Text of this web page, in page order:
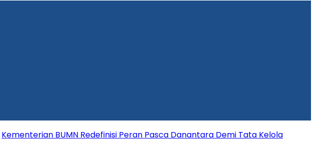
Kementerian BUMN Redefinisi Peran Pasca Danantara Demi Tata Kelola